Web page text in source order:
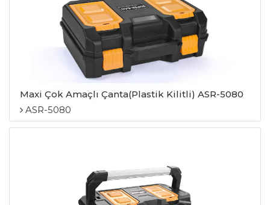
Maxi Çok Amaçlı Çanta(Plastik Kilitli) ASR-5080
ASR-5080